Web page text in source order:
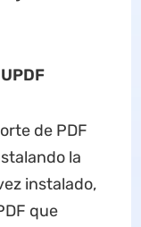
de PDF
la
instalado,
que